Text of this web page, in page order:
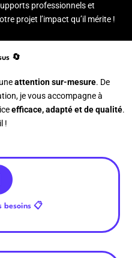
professionnels et
projet l’impact qu’il mérite !
🔄
attention sur-mesure. De
je vous accompagne à
efficace, adapté et de qualité.
!
besoins 📋